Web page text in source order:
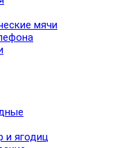
мячи
и ягодиц